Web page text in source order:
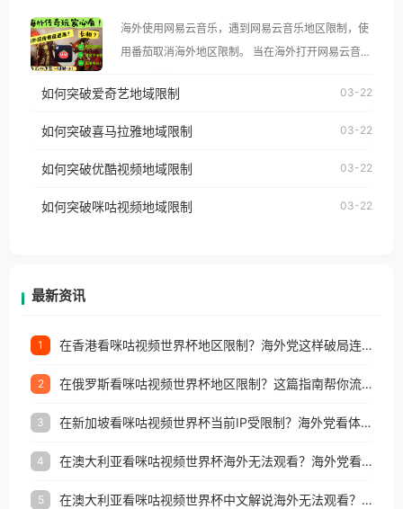
像其他音乐平台一样，出现地区及版权限制问题，且
仅能在中国大陆地区播放。 遇到这个问题的朋友们，
台湾、美国、加拿大、澳大利亚、欧洲等国家和地区
权限制所困扰。
海外使用网易云音乐，遇到网易云音乐地区限制，使
用番茄取消海外地区限制。 当在海外打开网易云音
播放”的提示语。 海外用户如香港、澳门、台湾、美
制问题，且仅能在中国大陆地区播放。 遇到这个问题
户收听网易云音乐地区版权限制」的问题，无论人在
如何突破爱奇艺地域限制 03-22
如何突破喜马拉雅地域限制 03-22
如何突破优酷视频地域限制 03-22
如何突破咪咕视频地域限制 03-22
最新资讯
1 在香港看咪咕视频世界杯地区限制？海外党这样破局连看7天不卡顿！
2 在俄罗斯看咪咕视频世界杯地区限制？这篇指南帮你流畅看中文解说赛事
3 在新加坡看咪咕视频世界杯当前IP受限制？海外党看体育赛事的终极破局指南
4 在澳大利亚看咪咕视频世界杯海外无法观看？海外党看国内体育直播的终极解法
5 在澳大利亚看咪咕视频世界杯中文解说海外无法观看？这篇指南帮你搞定所有体育直播难题